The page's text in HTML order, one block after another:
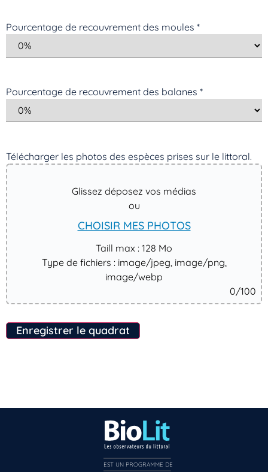
Pourcentage de recouvrement des moules *
Pourcentage de recouvrement des balanes *
Télécharger les photos des espèces prises sur le littoral. ​
Glissez déposez vos médias
ou
CHOISIR MES PHOTOS
Taill max : 128 Mo
Type de fichiers : image/jpeg, image/png,
image/webp
0/100
Enregistrer le quadrat